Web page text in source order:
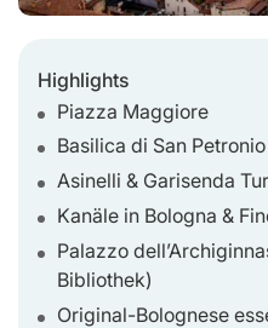
Highlights
Piazza Maggiore
Basilica di San Petronio
Asinelli & Garisenda
Kanäle in Bologna &
Palazzo
Bibliothek)
Original-Bolognese